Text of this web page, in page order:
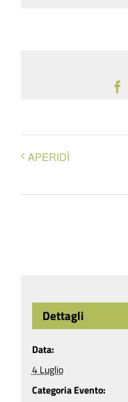
APERIDÌ
Dettagli
Data:
4 Luglio
Categoria Evento: